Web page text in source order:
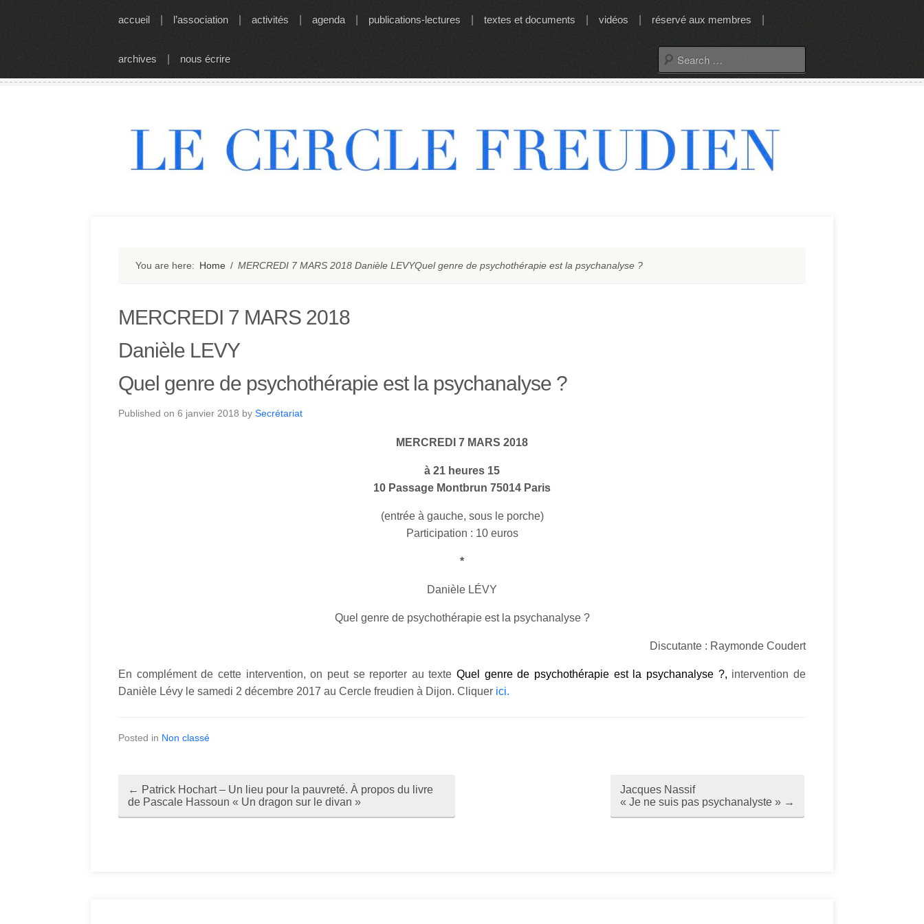
accueil l’association activités agenda publications-lectures textes et documents vidéos réservé aux membres
archives nous écrire
Search
for:
You are here: Home / MERCREDI 7 MARS 2018 Danièle LEVYQuel genre de psychothérapie est la psychanalyse ?
MERCREDI 7 MARS 2018
Danièle LEVY
Quel genre de psychothérapie est la psychanalyse ?
Published on 6 janvier 2018 by Secrétariat
MERCREDI 7 MARS 2018
à 21 heures 15
10 Passage Montbrun 75014 Paris
(entrée à gauche, sous le porche)
Participation : 10 euros
*
Danièle LÉVY
Quel genre de psychothérapie est la psychanalyse ?
Discutante : Raymonde Coudert
En complément de cette intervention, on peut se reporter au texteQuel genre de psychothérapie est la psychanalyse ?, intervention de
Danièle Lévy le samedi 2 décembre 2017 au Cercle freudien à Dijon. Cliquer ici.
Posted in Non classé
P
← Patrick Hochart – Un lieu pour la pauvreté. À propos du livre
de Pascale Hassoun « Un dragon sur le divan »
Jacques Nassif
« Je ne suis pas psychanalyste » →